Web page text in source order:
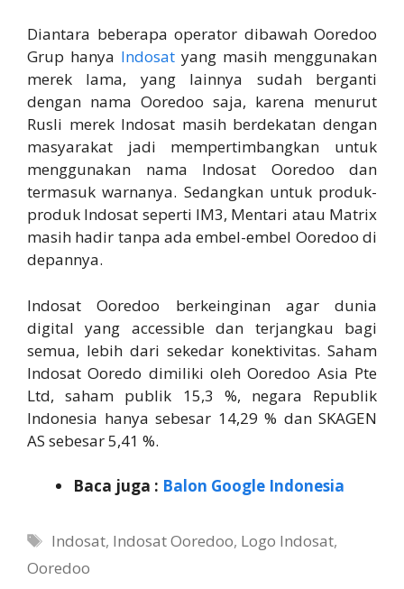
Diantara beberapa operator dibawah Ooredoo
Grup hanya Indosat yang masih menggunakan
merek lama, yang lainnya sudah berganti
dengan nama Ooredoo saja, karena menurut
Rusli merek Indosat masih berdekatan dengan
masyarakat jadi mempertimbangkan untuk
menggunakan nama Indosat Ooredoo dan
termasuk warnanya. Sedangkan untuk produk-
produk Indosat seperti IM3, Mentari atau Matrix
masih hadir tanpa ada embel-embel Ooredoo di
depannya.
Indosat Ooredoo berkeinginan agar dunia
digital yang accessible dan terjangkau bagi
semua, lebih dari sekedar konektivitas. Saham
Indosat Ooredo dimiliki oleh Ooredoo Asia Pte
Ltd, saham publik 15,3 %, negara Republik
Indonesia hanya sebesar 14,29 % dan SKAGEN
AS sebesar 5,41 %.
Baca juga : Balon Google Indonesia
Tags
Indosat, Indosat Ooredoo, Logo Indosat,
Ooredoo